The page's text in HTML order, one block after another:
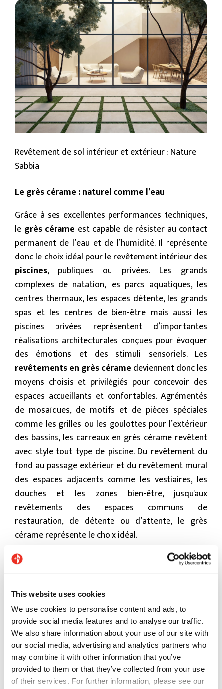
This website uses cookies
We use cookies to personalise content and ads, to
provide social media features and to analyse our traffic.
We also share information about your use of our site with
our social media, advertising and analytics partners who
may combine it with other information that you’ve
provided to them or that they’ve collected from your use
of their services. For further information, please see our
Revêtement de sol intérieur et extérieur : Nature
Sabbia
Le grès cérame : naturel comme l’eau
Grâce à ses excellentes performances techniques,
le grès cérame est capable de résister au contact
permanent de l’eau et de l’humidité. Il représente
donc le choix idéal pour le revêtement intérieur des
piscines, publiques ou privées. Les grands
complexes de natation, les parcs aquatiques, les
centres thermaux, les espaces détente, les grands
spas et les centres de bien-être mais aussi les
piscines privées représentent d’importantes
réalisations architecturales conçues pour évoquer
des émotions et des stimuli sensoriels. Les
revêtements en grès cérame deviennent donc les
moyens choisis et privilégiés pour concevoir des
espaces accueillants et confortables. Agrémentés
de mosaïques, de motifs et de pièces spéciales
comme les grilles ou les goulottes pour l’extérieur
des bassins, les carreaux en grès cérame revêtent
avec style tout type de piscine. Du revêtement du
fond au passage extérieur et du revêtement mural
des espaces adjacents comme les vestiaires, les
douches et les zones bien-être, jusqu'aux
revêtements des espaces communs de
restauration, de détente ou d’attente, le grès
cérame représente le choix idéal.